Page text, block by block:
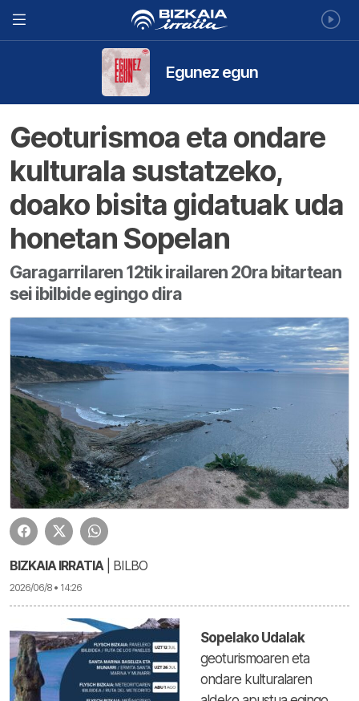
Egunez egun
Geoturismoa eta ondare
kulturala sustatzeko,
doako bisita gidatuak uda
honetan Sopelan
Garagarrilaren 12tik irailaren 20ra bitartean
sei ibilbide egingo dira
BIZKAIA IRRATIA | BILBO
2026/06/8 • 14:26
Sopelako Udalak
geoturismoaren eta
ondare kulturalaren